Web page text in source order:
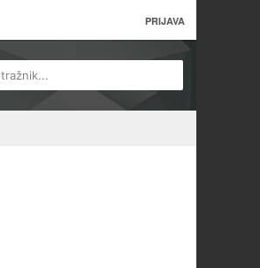
PRIJAVA